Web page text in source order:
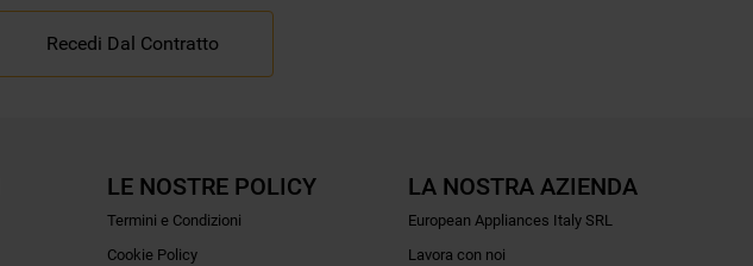
Recedi Dal Contratto
LE NOSTRE POLICY
Termini e Condizioni
Cookie Policy
LA NOSTRA AZIENDA
European Appliances Italy SRL
Lavora con noi